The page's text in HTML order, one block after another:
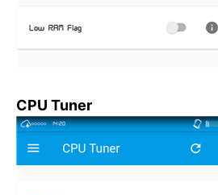
CPU Tuner